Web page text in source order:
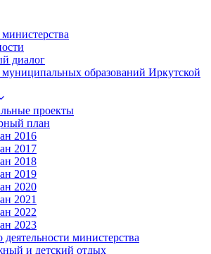
диалог
образований Иркутской
проекты
план
2016
2017
2018
2019
2020
2021
2022
2023
министерства
и детский отдых